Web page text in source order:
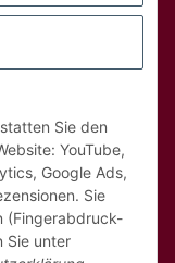
Sie den
YouTube,
Google Ads,
Sie
(Fingerabdruck-
Sie unter